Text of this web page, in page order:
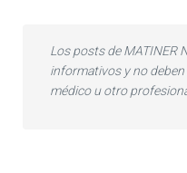
Los posts de MATINER
informativos y no
médico u otro